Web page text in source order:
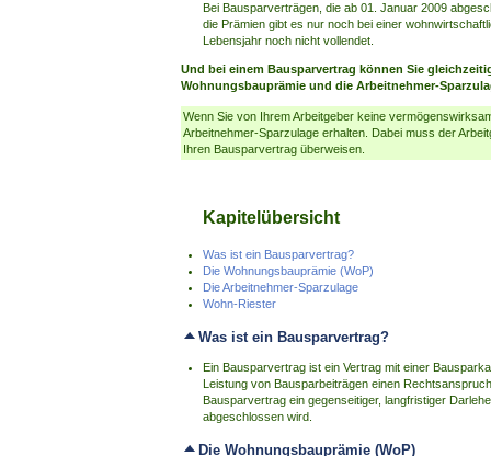
Bei Bausparverträgen, die ab 01. Januar 2009
die Prämien gibt es nur noch bei einer
Lebensjahr noch nicht vollendet.
Und bei einem Bausparvertrag können Sie
Wohnungsbauprämie und die Arbeitnehmer-
Wenn Sie von Ihrem Arbeitgeber keine
Arbeitnehmer-Sparzulage erhalten. Dabei muss der
Ihren Bausparvertrag überweisen.
Kapitelübersicht
Was ist ein Bausparvertrag?
Die Wohnungsbauprämie (WoP)
Die Arbeitnehmer-Sparzulage
Wohn-Riester
Was ist ein Bausparvertrag?
Ein Bausparvertrag ist ein Vertrag mit einer
Leistung von Bausparbeiträgen einen
Bausparvertrag ein gegenseitiger, langfristiger
abgeschlossen wird.
Die Wohnungsbauprämie (WoP)